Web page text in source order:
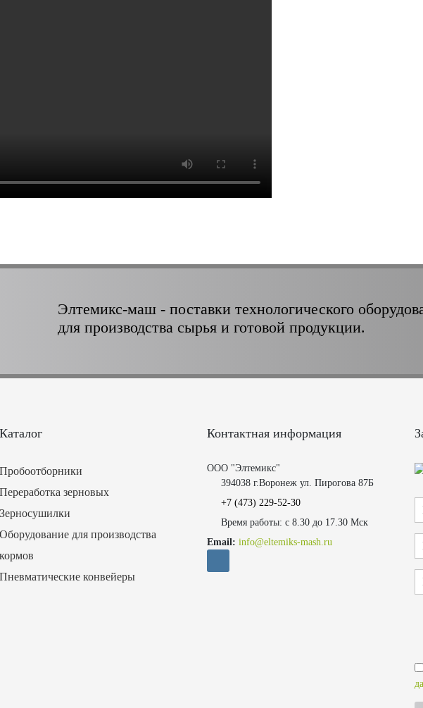
Элтемикс-маш - поставки технологического
для производства сырья и готовой продукции.
Каталог
Пробоотборники
Переработка зерновых
Зерносушилки
Оборудование для производства
кормов
Пневматические конвейеры
Контактная информация
ООО "Элтемикс"
394038 г.Воронеж ул. Пирогова 87Б
+7 (473) 229-52-30
Время работы: с 8.30 до 17.30 Мск
Email: info@eltemiks-mash.ru